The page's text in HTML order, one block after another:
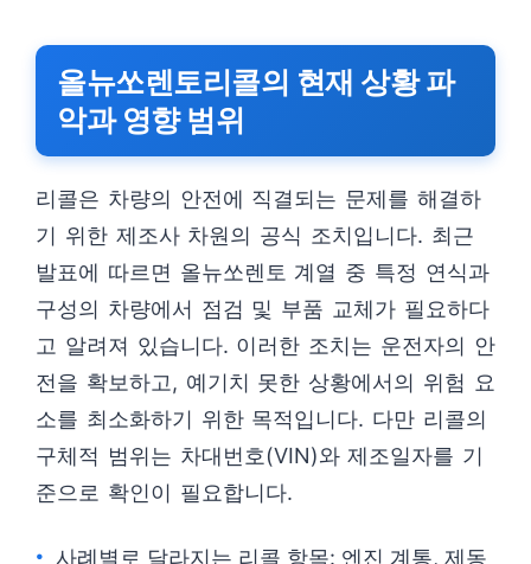
올뉴쏘렌토리콜의 현재 상황 파
악과 영향 범위
리콜은 차량의 안전에 직결되는 문제를 해결하
기 위한 제조사 차원의 공식 조치입니다. 최근
발표에 따르면 올뉴쏘렌토 계열 중 특정 연식과
구성의 차량에서 점검 및 부품 교체가 필요하다
고 알려져 있습니다. 이러한 조치는 운전자의 안
전을 확보하고, 예기치 못한 상황에서의 위험 요
소를 최소화하기 위한 목적입니다. 다만 리콜의
구체적 범위는 차대번호(VIN)와 제조일자를 기
준으로 확인이 필요합니다.
사례별로 달라지는 리콜 항목: 엔진 계통, 제동